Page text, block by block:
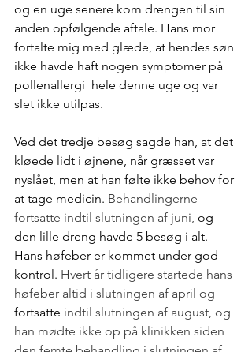
og en uge senere kom drengen til sin
anden opfølgende aftale. Hans mor
fortalte mig med glæde, at hendes søn
ikke havde haft nogen symptomer på
pollenallergi  hele denne uge og var
slet ikke utilpas.
Ved det tredje besøg sagde han, at det
kløede lidt i øjnene, når græsset var
nyslået, men at han følte ikke behov for
at tage medicin. Behandlingerne
fortsatte indtil slutningen af juni, og
den lille dreng havde 5 besøg i alt.
Hans høfeber er kommet under god
kontrol. Hvert år tidligere startede hans
høfeber altid i slutningen af april og
fortsatte indtil slutningen af august, og
han mødte ikke op på klinikken siden